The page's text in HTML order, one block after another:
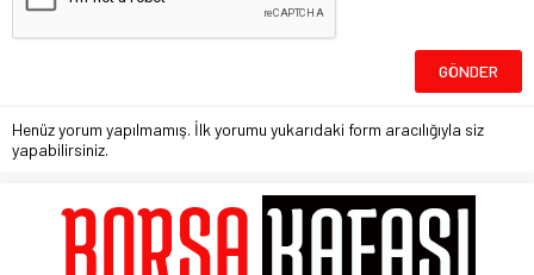
Henüz yorum yapılmamış. İlk yorumu yukarıdaki form aracılığıyla siz
yapabilirsiniz.